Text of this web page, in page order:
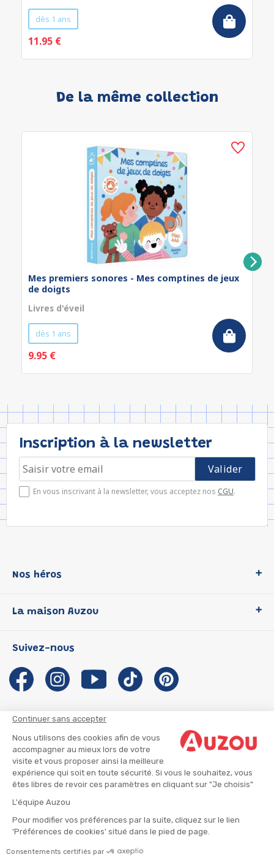
Continuer sans accepter
Nous utilisons des cookies afin de vous
accompagner au mieux lors de votre
visite et vous proposer ainsi la meilleure
expérience qui soit en toute sécurité. Si vous le souhaitez, vous
êtes libres de revoir ces paramètres en cliquant sur "Je choisis"
L'équipe Auzou
Pour modifier vos préférences par la suite, cliquez sur le lien
'Préférences de cookies' situé dans le pied de page.
Consentements certifiés par
dès 1 ans
11.95 €
De la même collection
Mes premiers sonores - Mes comptines de jeux
de doigts
Livres d'éveil
dès 1 ans
9.95 €
Inscription à la newsletter
En vous inscrivant à la newsletter, vous acceptez nos CGU.
Nos héros
P'tit Loup
Les Influenceuses
Migali
Petite Taupe
La maison Auzou
Notre histoire
Auzou s'engage
Auteurs et illustrateurs Auzou
Suivre mon colis
Infos consommateur
Suivez-nous
CGU
CGV
Mentions légales
© 2026 - AUZOU |